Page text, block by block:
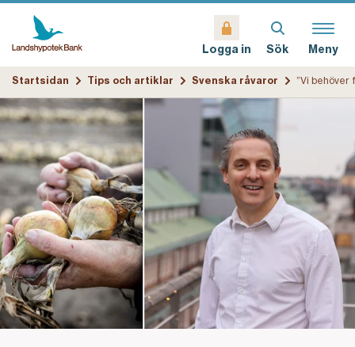
Logga in Sök Meny
Startsidan Tips och artiklar Svenska råvaror